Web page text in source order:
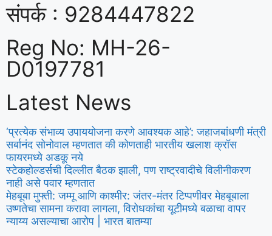
संपर्क : 9284447822
Reg No: MH-26-
D0197781
Latest News
‘प्रत्येक संभाव्य उपाययोजना करणे आवश्यक आहे’: जहाजबांधणी मंत्री
सर्बानंद सोनोवाल म्हणतात की कोणताही भारतीय खलाश क्रॉस
फायरमध्ये अडकू नये
स्टेकहोल्डर्सची दिल्लीत बैठक झाली, पण राष्ट्रवादीचे विलीनीकरण
नाही असे पवार म्हणतात
मेहबूबा मुफ्ती: जम्मू आणि काश्मीर: जंतर-मंतर टिप्पणीवर मेहबूबाला
उष्णतेचा सामना करावा लागला, विरोधकांचा यूटीमध्ये बळाचा वापर
न्याय्य असल्याचा आरोप | भारत बातम्या